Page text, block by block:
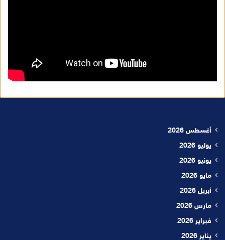
أغسطس 2026
يوليو 2026
يونيو 2026
مايو 2026
أبريل 2026
مارس 2026
فبراير 2026
يناير 2026